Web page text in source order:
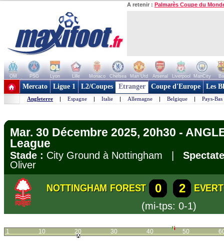
A retenir : Palmarès Coupe du
OM PSG Lyon Lille Monaco Chelsea Man Utd Arsenal Liverpool ManCity
+ de clubs
Mercato Ligue 1 L2/Coupes Etranger Coupe d'Europe Les
Angleterre | Espagne | Italie | Allemagne | Belgique | Pays-Bas
Mar. 30 Décembre 2025, 20h30 -
League
Stade : City Ground à Nottingham |
Oliver
NOTTINGHAM FOREST 0 2
(mi-tps: 0-1)
1 10 20 30 40 50